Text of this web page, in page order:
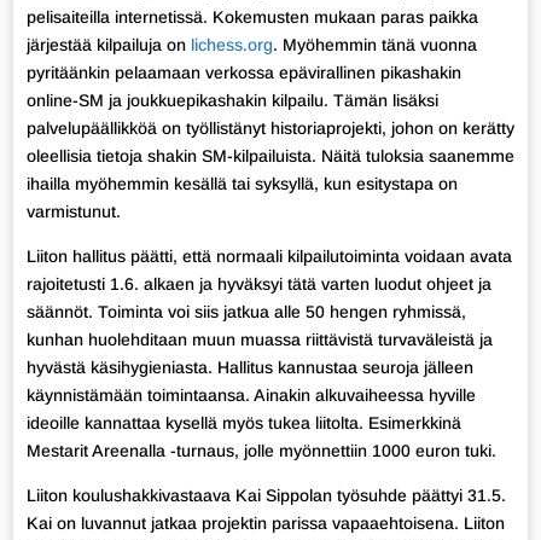
pelisaiteilla internetissä. Kokemusten mukaan paras paikka
järjestää kilpailuja on lichess.org. Myöhemmin tänä vuonna
pyritäänkin pelaamaan verkossa epävirallinen pikashakin
online-SM ja joukkuepikashakin kilpailu. Tämän lisäksi
palvelupäällikköä on työllistänyt historiaprojekti, johon on kerätty
oleellisia tietoja shakin SM-kilpailuista. Näitä tuloksia saanemme
ihailla myöhemmin kesällä tai syksyllä, kun esitystapa on
varmistunut.
Liiton hallitus päätti, että normaali kilpailutoiminta voidaan avata
rajoitetusti 1.6. alkaen ja hyväksyi tätä varten luodut ohjeet ja
säännöt. Toiminta voi siis jatkua alle 50 hengen ryhmissä,
kunhan huolehditaan muun muassa riittävistä turvaväleistä ja
hyvästä käsihygieniasta. Hallitus kannustaa seuroja jälleen
käynnistämään toimintaansa. Ainakin alkuvaiheessa hyville
ideoille kannattaa kysellä myös tukea liitolta. Esimerkkinä
Mestarit Areenalla -turnaus, jolle myönnettiin 1000 euron tuki.
Liiton koulushakkivastaava Kai Sippolan työsuhde päättyi 31.5.
Kai on luvannut jatkaa projektin parissa vapaaehtoisena. Liiton